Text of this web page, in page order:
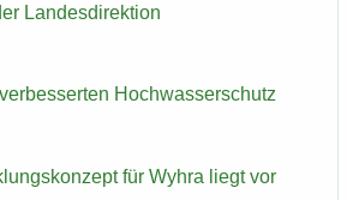
Lan­des­di­rek­ti­on
Hoch­was­ser­schutz
für Wyhra liegt vor